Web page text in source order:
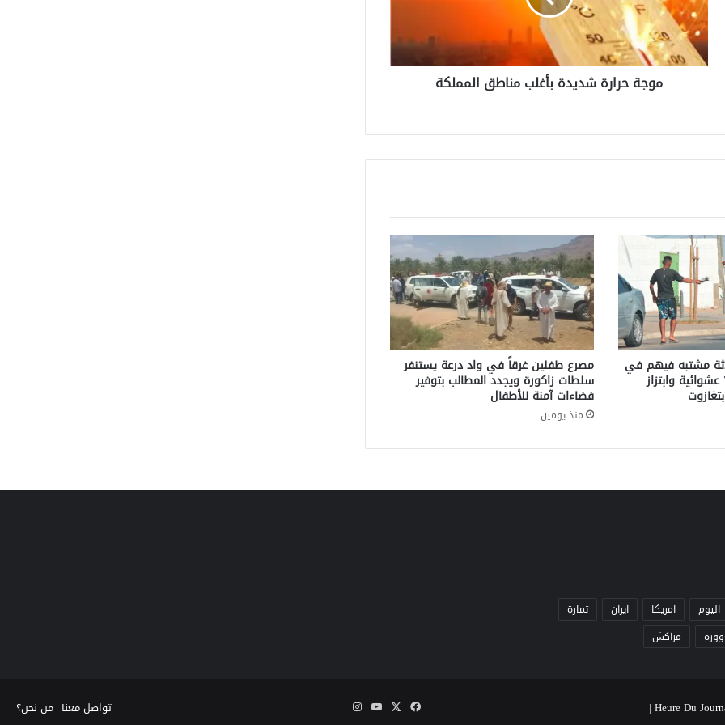
ر
ا
ر
ة
د
ب
ل
ب
ا
ط
ق
ا
ل
م
م
ل
موجة حرارة شديدة بأغلب مناطق المملكة
مشتبه فيهم في
وابتزاز
مصرع طفلين غرقاً في واد درعة يستنفر
سلطات زاكورة ويجدد المطالب بتوفير
فضاءات آمنة للأطفال
منذ يومين
اليوم امريكا ايران
تمارة
مراكش
| تواصل معنا من نحن؟ فيسبوك ‫YouTube